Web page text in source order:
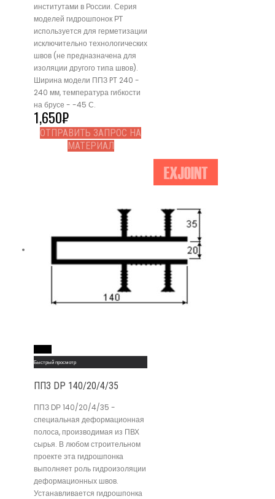
институтами в России. Серия
моделей гидрошпонок РТ
используется для герметизации
исключительно технологических
швов (не предназначена для
изоляции другого типа швов).
Ширина модели ППЗ PT 240 -
240 мм, температура гибкости
на брусе - -45 С.
1,650₽
ОТПРАВИТЬ ЗАПРОС НА
МАТЕРИАЛ
Быстрый просмотр
ППЗ DР 140/20/4/35
ППЗ DР 140/20/4/35 -
специальная деформационная
полоса, производимая из ПВХ
сырья. В любом строительном
проекте эта гидрошпонка
выполняет роль гидроизоляции
деформационных швов.
Устанавливается гидрошпонка